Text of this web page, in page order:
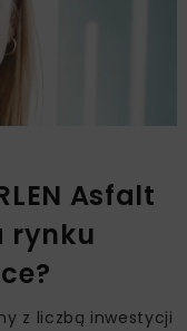
Asfalt
rynku
z liczbą inwestycji